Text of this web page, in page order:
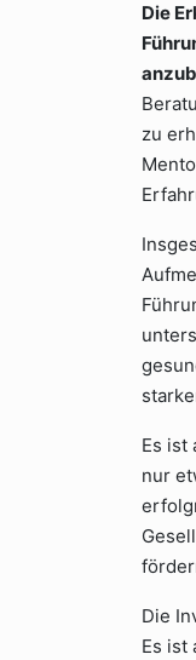
Die
zu
Es ist
nur
Die
Es ist